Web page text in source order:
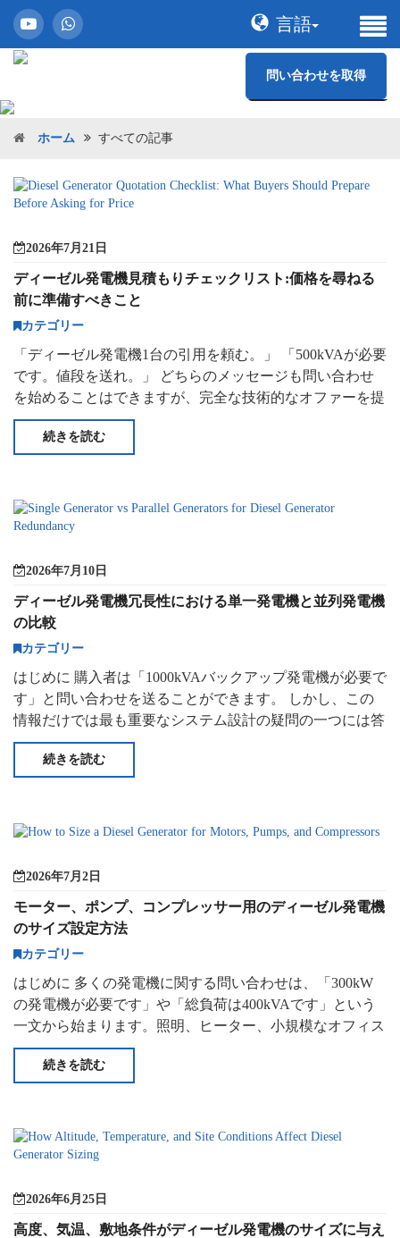
言語
問い合わせを取得
ホーム すべての記事
2026年7月21日
ディーゼル発電機見積もりチェックリスト:価格を尋ねる
前に準備すべきこと
カテゴリー
「ディーゼル発電機1台の引用を頼む。」 「500kVAが必要
です。値段を送れ。」 どちらのメッセージも問い合わせ
を始めることはできますが、完全な技術的なオファーを提
供するには十分な情報を提供していません。リクエストさ
れた5人続きを読む
2026年7月10日
ディーゼル発電機冗長性における単一発電機と並列発電機
の比較
カテゴリー
はじめに 購入者は「1000kVAバックアップ発電機が必要で
す」と問い合わせを送ることができます。 しかし、この
情報だけでは最も重要なシステム設計の疑問の一つには答
えていません。 プログラムは
続きを読む
2026年7月2日
モーター、ポンプ、コンプレッサー用のディーゼル発電機
のサイズ設定方法
カテゴリー
はじめに 多くの発電機に関する問い合わせは、「300kW
の発電機が必要です」や「総負荷は400kVAです」という
一文から始まります。照明、ヒーター、小規模なオフィス
用設備、その他の安定した設備用です
続きを読む
2026年6月25日
高度、気温、敷地条件がディーゼル発電機のサイズに与え